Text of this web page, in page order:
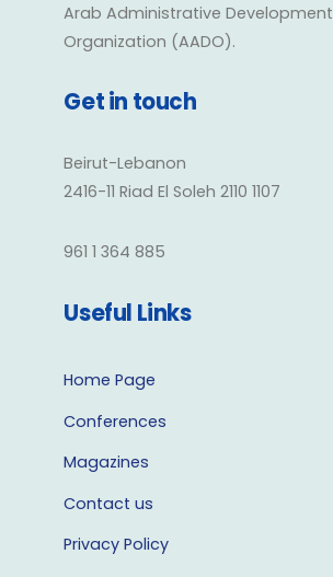
Arab Administrative Development
Organization (AADO).
Get in touch
Beirut-Lebanon
2416-11 Riad El Soleh 2110 1107
961 1 364 885
Useful Links
Home Page
Conferences
Magazines
Contact us
Privacy Policy